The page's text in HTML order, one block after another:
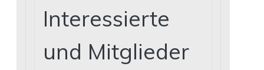
Interessierte
und Mitglieder